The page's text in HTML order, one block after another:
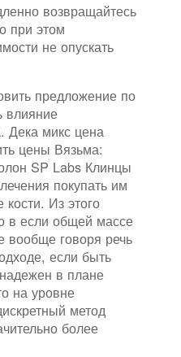
возвращайтесь
при этом
не опускать
предложение по
влияние
Дека микс цена
цены Вязьма:
SP Labs Клинцы
покупать им
Из этого
в если общей массе
вообще говоря речь
если быть
в плане
на уровне
метод
более